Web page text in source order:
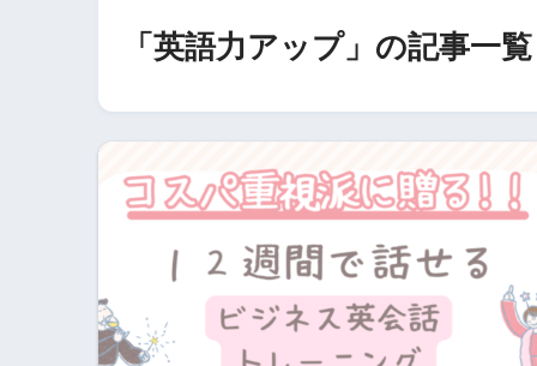
「英語力アップ」の記事一覧